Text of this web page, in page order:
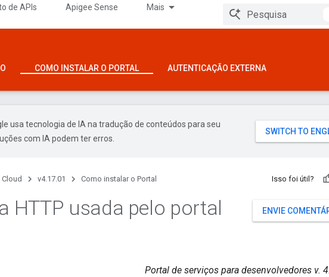
de APIs Apigee Sense Mais
COMO INSTALAR O PORTAL AUTENTICAÇÃO EXTERNA
usa tecnologia de IA na tradução de conteúdos para seu
com IA podem ter erros.
v4.17.01 Como instalar o Portal Isso foi útil?
ENVIE
HTTP usada pelo portal
Portal de serviços para desenvolvedores v.